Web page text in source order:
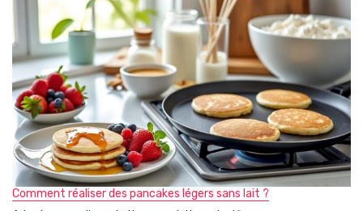
Comment réaliser des pancakes légers sans lait ?